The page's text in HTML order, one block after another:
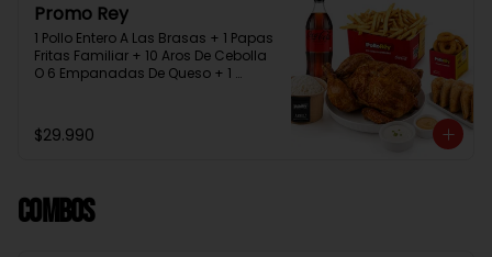
Promo Rey
1 Pollo Entero A Las Brasas + 1 Papas
Fritas Familiar + 10 Aros De Cebolla
O 6 Empanadas De Queso + 1
$29.990
Combos